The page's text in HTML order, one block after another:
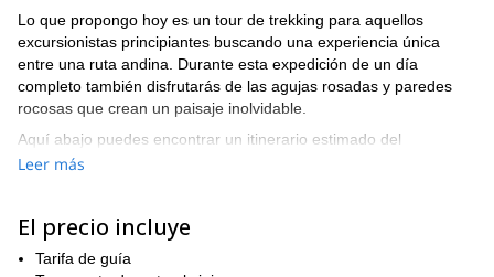
Lo que propongo hoy es un tour de trekking para aquellos
excursionistas principiantes buscando una experiencia única
entre una ruta andina. Durante esta expedición de un día
completo también disfrutarás de las agujas rosadas y paredes
rocosas que crean un paisaje inolvidable.
Aquí abajo puedes encontrar un itinerario estimado del
programa.
pasemos la estación de la Gendarmería. Una vez allí, comienza
la gran aventura. Empezaremos a caminar por antiguos caminos
Leer más
El precio incluye
Tarifa de guía